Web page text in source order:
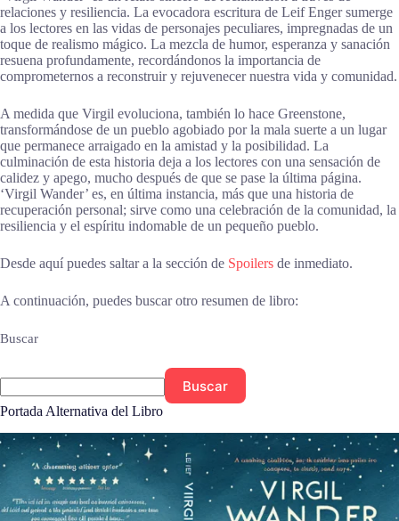
relaciones y resiliencia. La evocadora escritura de Leif Enger sumerge
a los lectores en las vidas de personajes peculiares, impregnadas de un
toque de realismo mágico. La mezcla de humor, esperanza y sanación
resuena profundamente, recordándonos la importancia de
comprometernos a reconstruir y rejuvenecer nuestra vida y comunidad.
A medida que Virgil evoluciona, también lo hace Greenstone,
transformándose de un pueblo agobiado por la mala suerte a un lugar
que permanece arraigado en la amistad y la posibilidad. La
culminación de esta historia deja a los lectores con una sensación de
calidez y apego, mucho después de que se pase la última página.
‘Virgil Wander’ es, en última instancia, más que una historia de
recuperación personal; sirve como una celebración de la comunidad, la
resiliencia y el espíritu indomable de un pequeño pueblo.
Desde aquí puedes saltar a la sección de Spoilers de inmediato.
A continuación, puedes buscar otro resumen de libro:
Buscar
Buscar
Portada Alternativa del Libro